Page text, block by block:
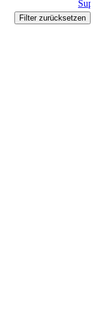
Filter zurücksetzen